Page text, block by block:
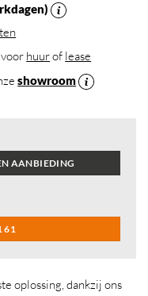
huurof lease
showroom
AANBIEDING
61
oplossing, dankzij ons